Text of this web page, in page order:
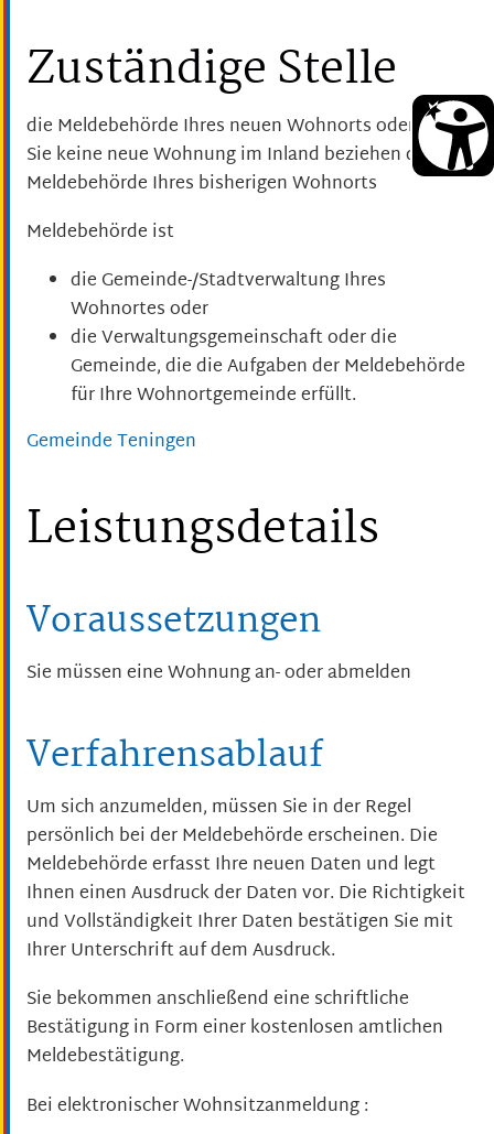
Zuständige Stelle
die Meldebehörde Ihres neuen Wohnorts oder sofern
Sie keine neue Wohnung im Inland beziehen die
Meldebehörde Ihres bisherigen Wohnorts
Meldebehörde ist
die Gemeinde-/Stadtverwaltung Ihres
Wohnortes oder
die Verwaltungsgemeinschaft oder die
Gemeinde, die die Aufgaben der Meldebehörde
für Ihre Wohnortgemeinde erfüllt.
Gemeinde Teningen
Leistungsdetails
Voraussetzungen
Sie müssen eine Wohnung an- oder abmelden
Verfahrensablauf
Um sich anzumelden, müssen Sie in der Regel
persönlich bei der Meldebehörde erscheinen. Die
Meldebehörde erfasst Ihre neuen Daten und legt
Ihnen einen Ausdruck der Daten vor. Die Richtigkeit
und Vollständigkeit Ihrer Daten bestätigen Sie mit
Ihrer Unterschrift auf dem Ausdruck.
Sie bekommen anschließend eine schriftliche
Bestätigung in Form einer kostenlosen amtlichen
Meldebestätigung.
Bei elektronischer Wohnsitzanmeldung: